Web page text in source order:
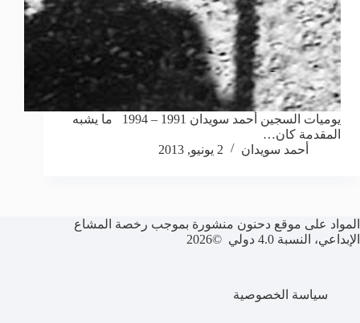
يوميات السجين أحمد سويدان 1991 – 1994 ما يشبه
المقدمة كان…
أحمد سويدان
2 يونيو, 2013
المواد على موقع دحنون منشورة بموجب رخصة المشاع
الإبداعي، النسبة 4.0 دولي ©2026
سياسة الخصوصية